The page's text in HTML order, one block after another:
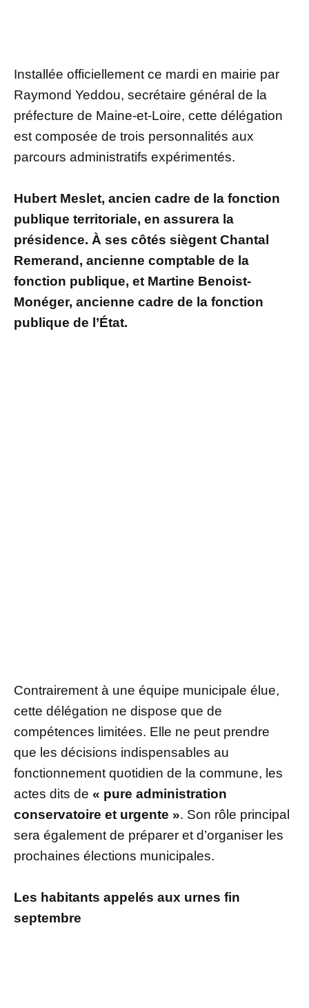
Installée officiellement ce mardi en mairie par
Raymond Yeddou, secrétaire général de la
préfecture de Maine-et-Loire, cette délégation
est composée de trois personnalités aux
parcours administratifs expérimentés.
Hubert Meslet, ancien cadre de la fonction
publique territoriale, en assurera la
présidence. À ses côtés siègent Chantal
Remerand, ancienne comptable de la
fonction publique, et Martine Benoist-
Monéger, ancienne cadre de la fonction
publique de l’État.
Contrairement à une équipe municipale élue,
cette délégation ne dispose que de
compétences limitées. Elle ne peut prendre
que les décisions indispensables au
fonctionnement quotidien de la commune, les
actes dits de « pure administration
conservatoire et urgente ». Son rôle principal
sera également de préparer et d’organiser les
prochaines élections municipales.
Les habitants appelés aux urnes fin
septembre